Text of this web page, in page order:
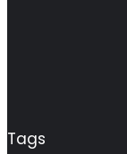
Tags